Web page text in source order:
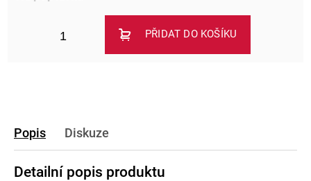
PŘIDAT DO KOŠÍKU
Popis Diskuze
Detailní popis produktu